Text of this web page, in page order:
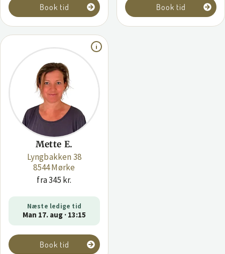
Book tid Book tid
Mette E.
Lyngbakken 38
8544 Mørke
fra 345 kr.
Næste ledige tid
Man 17. aug · 13:15
Book tid